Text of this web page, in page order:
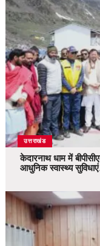
उत्तराखंड
केदारनाथ धाम में
आधुनिक स्वास्थ्य